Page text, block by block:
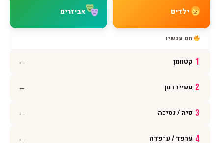
מדיניות החזרות
מדיניות פרטיות
פייסבוק
וואטסאפ
ילדים אביזרים
חם עכשיו
1 קטוומן ←
2 ספיידרמן ←
3 פיה / נסיכה ←
4 ערפד / ערפדה ←